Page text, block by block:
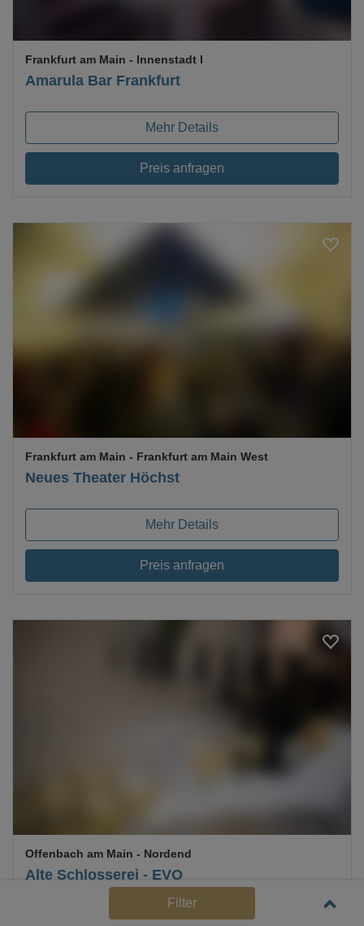
Amarula Bar Frankfurt
Frankfurt am Main - Innenstadt I
Mehr Details
Preis anfragen
Neues Theater Höchst
Frankfurt am Main - Frankfurt am Main West
Mehr Details
Preis anfragen
Alte Schlosserei - EVO
Offenbach am Main - Nordend
Mehr Details
Filter